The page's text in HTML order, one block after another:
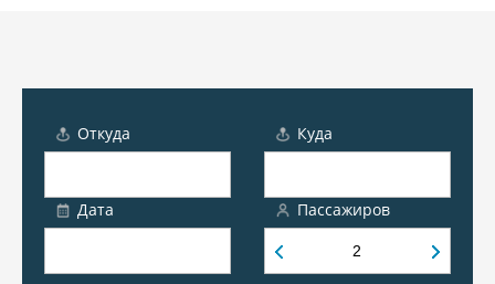
Откуда Куда
Дата Пассажиров